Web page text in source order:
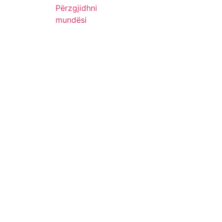
Përzgjidhni
mundësi